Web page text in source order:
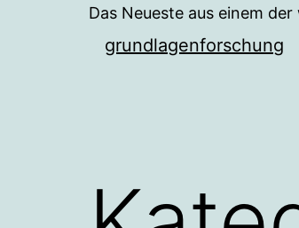
Das Neueste aus einem
grundlagenforschung